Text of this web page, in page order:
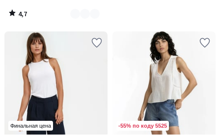
4,7
/
Финальная цена -55% по коду 5525